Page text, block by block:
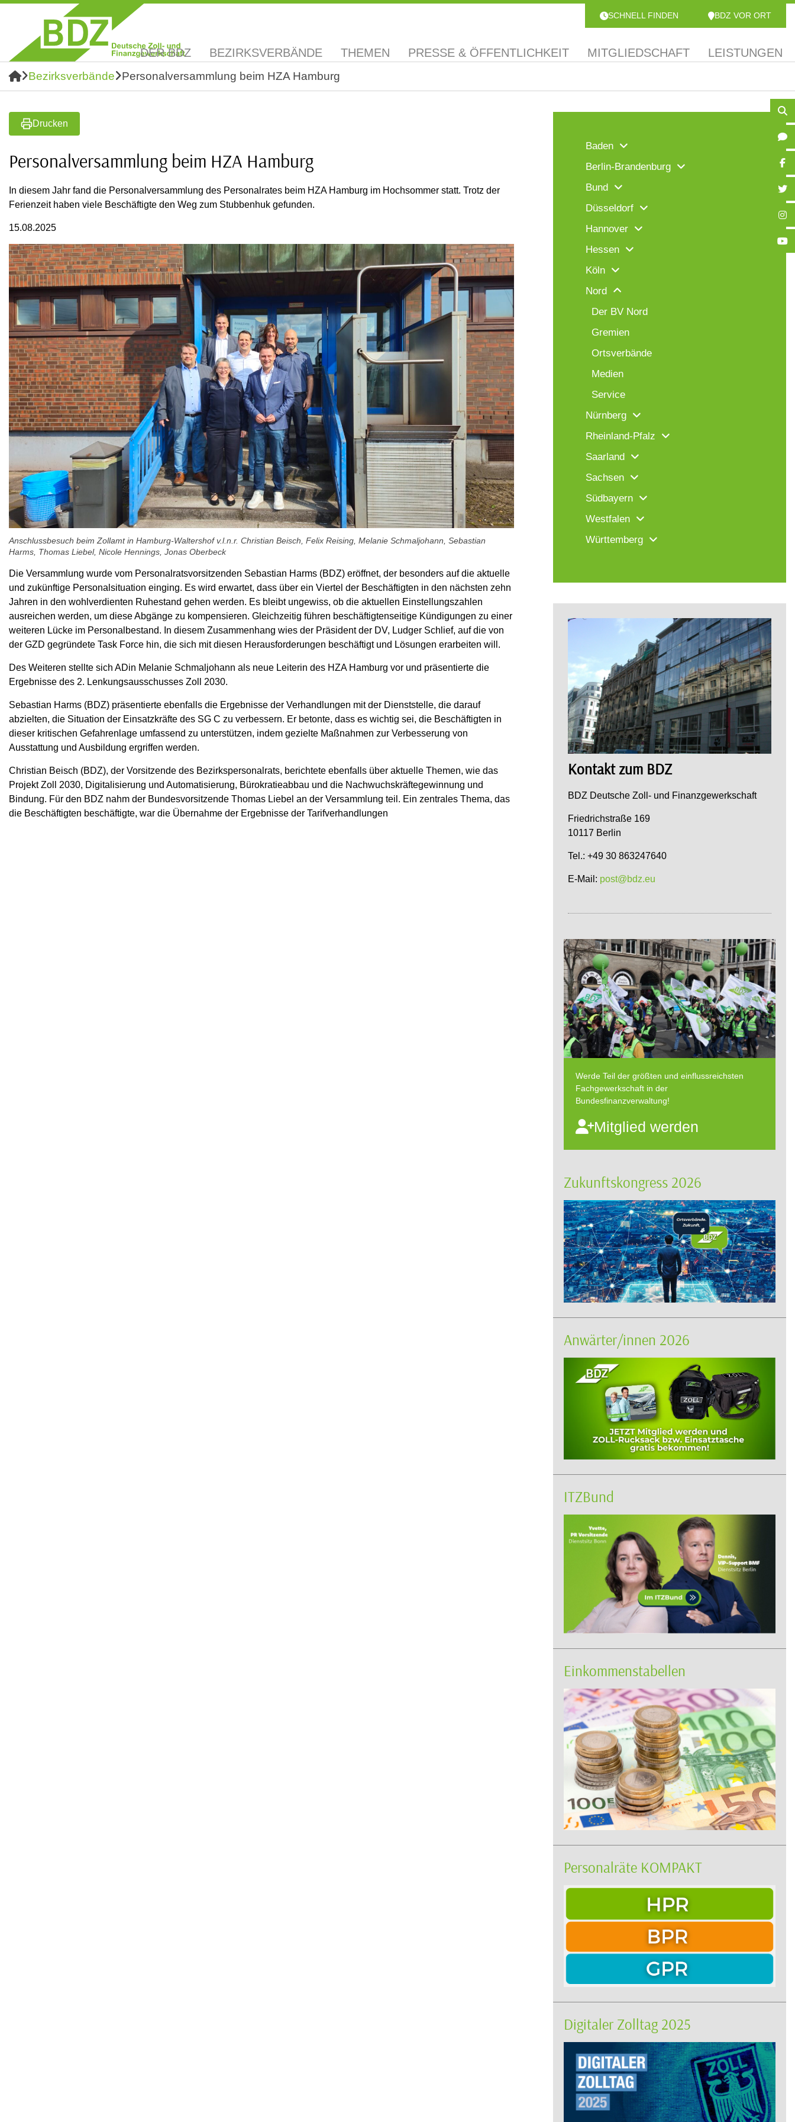
SCHNELL FINDEN BDZ VOR ORT
DER BDZ BEZIRKSVERBÄNDE THEMEN PRESSE & ÖFFENTLICHKEIT MITGLIEDSCHAFT LEISTUNGEN
Bezirksverbände Personalversammlung beim HZA Hamburg
Drucken
Personalversammlung beim HZA Hamburg
In diesem Jahr fand die Personalversammlung des Personalrates beim HZA Hamburg im Hochsommer statt. Trotz der
Ferienzeit haben viele Beschäftigte den Weg zum Stubbenhuk gefunden.
15.08.2025
Anschlussbesuch beim Zollamt in Hamburg-Waltershof v.l.n.r. Christian Beisch, Felix Reising, Melanie Schmaljohann, Sebastian
Harms, Thomas Liebel, Nicole Hennings, Jonas Oberbeck
Die Versammlung wurde vom Personalratsvorsitzenden Sebastian Harms (BDZ) eröffnet, der besonders auf die aktuelle
und zukünftige Personalsituation einging. Es wird erwartet, dass über ein Viertel der Beschäftigten in den nächsten zehn
Jahren in den wohlverdienten Ruhestand gehen werden. Es bleibt ungewiss, ob die aktuellen Einstellungszahlen
ausreichen werden, um diese Abgänge zu kompensieren. Gleichzeitig führen beschäftigtenseitige Kündigungen zu einer
weiteren Lücke im Personalbestand. In diesem Zusammenhang wies der Präsident der DV, Ludger Schlief, auf die von
der GZD gegründete Task Force hin, die sich mit diesen Herausforderungen beschäftigt und Lösungen erarbeiten will.
Des Weiteren stellte sich ADin Melanie Schmaljohann als neue Leiterin des HZA Hamburg vor und präsentierte die
Ergebnisse des 2. Lenkungsausschusses Zoll 2030.
Sebastian Harms (BDZ) präsentierte ebenfalls die Ergebnisse der Verhandlungen mit der Dienststelle, die darauf
abzielten, die Situation der Einsatzkräfte des SG C zu verbessern. Er betonte, dass es wichtig sei, die Beschäftigten in
dieser kritischen Gefahrenlage umfassend zu unterstützen, indem gezielte Maßnahmen zur Verbesserung von
Ausstattung und Ausbildung ergriffen werden.
Christian Beisch (BDZ), der Vorsitzende des Bezirkspersonalrats, berichtete ebenfalls über aktuelle Themen, wie das
Projekt Zoll 2030, Digitalisierung und Automatisierung, Bürokratieabbau und die Nachwuchskräftegewinnung und
Bindung. Für den BDZ nahm der Bundesvorsitzende Thomas Liebel an der Versammlung teil. Ein zentrales Thema, das
die Beschäftigten beschäftigte, war die Übernahme der Ergebnisse der Tarifverhandlungen
Baden
Berlin-Brandenburg
Bund
Düsseldorf
Hannover
Hessen
Köln
Nord
Der BV Nord
Gremien
Ortsverbände
Medien
Service
Nürnberg
Rheinland-Pfalz
Saarland
Sachsen
Südbayern
Westfalen
Württemberg
Kontakt zum BDZ
BDZ Deutsche Zoll- und Finanzgewerkschaft
Friedrichstraße 169
10117 Berlin
Tel.: +49 30 863247640
E-Mail: post@bdz.eu
Werde Teil der größten und einflussreichsten
Fachgewerkschaft in der
Bundesfinanzverwaltung!
Mitglied werden
Zukunftskongress 2026
Anwärter/innen 2026
ITZBund
Einkommenstabellen
Personalräte KOMPAKT
Digitaler Zolltag 2025